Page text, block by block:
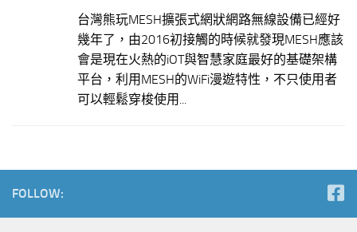
台灣熊玩MESH擴張式網狀網路無線設備已經好
幾年了，由2016初接觸的時候就發現MESH應該
會是現在火熱的iOT與智慧家庭最好的基礎架構
平台，利用MESH的WiFi漫遊特性，不只使用者
可以輕鬆穿梭使用...
FOLLOW: